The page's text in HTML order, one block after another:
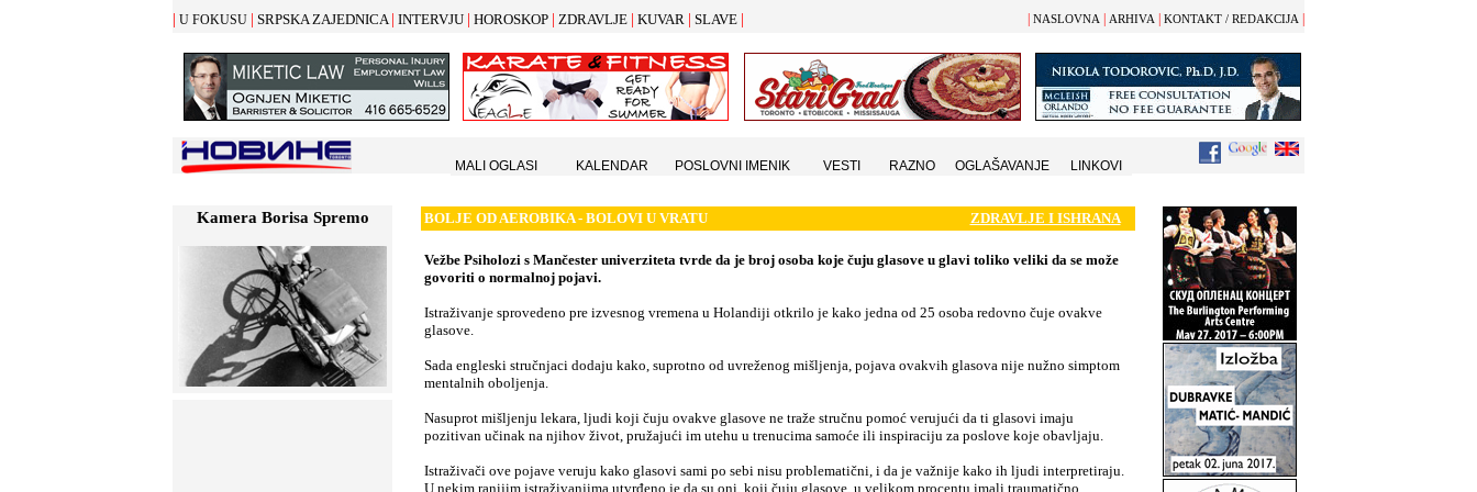
| U FOKUSU | SRPSKA ZAJEDNICA | INTERVJU | HOROSKOP | ZDRAVLJE | KUVAR | SLAVE | NASLOVNA ARHIVA KONTAKT / REDAKCIJA
Kamera Borisa Spremo BOLJE OD AEROBIKA - BOLOVI U VRATU ZDRAVLJE I ISHRANA
Vežbe Psiholozi s Mančester univerziteta tvrde da je broj osoba koje čuju glasove u glavi toliko veliki da se može
govoriti o normalnoj pojavi.
Istraživanje sprovedeno pre izvesnog vremena u Holandiji otkrilo je kako jedna od 25 osoba redovno čuje ovakve
glasove.
Sada engleski stručnjaci dodaju kako, suprotno od uvreženog mišljenja, pojava ovakvih glasova nije nužno simptom
mentalnih oboljenja.
Nasuprot mišljenju lekara, ljudi koji čuju ovakve glasove ne traže stručnu pomoć verujući da ti glasovi imaju
pozitivan učinak na njihov život, pružajući im utehu u trenucima samoće ili inspiraciju za poslove koje obavljaju.
Istraživači ove pojave veruju kako glasovi sami po sebi nisu problematični, i da je važnije kako ih ljudi interpretiraju.
U nekim ranijim istraživanjima utvrđeno je da su oni, koji čuju glasove, u velikom procentu imali traumatično
MALI OGLASI KALENDAR POSLOVNI IMENIK VESTI RAZNO OGLAŠAVANJE LINKOVI